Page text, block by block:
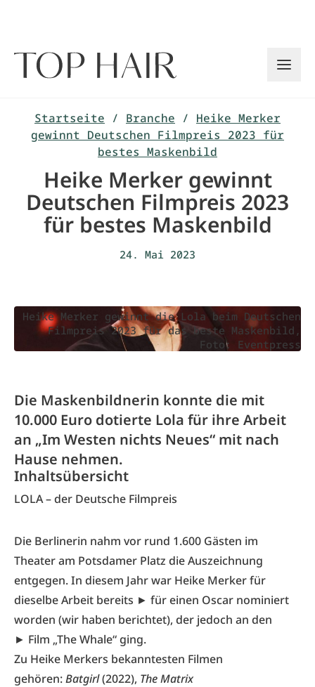
Startseite / Branche / Heike Merker
gewinnt Deutschen Filmpreis 2023 für
bestes Maskenbild
Heike Merker gewinnt
Deutschen Filmpreis 2023
für bestes Maskenbild
24. Mai 2023
Heike Merker gewinnt die Lola beim Deutschen
Filmpreis 2023 für das beste Maskenbild,
Foto: Eventpress
Die Maskenbildnerin konnte die mit
10.000 Euro dotierte Lola für ihre Arbeit
an „Im Westen nichts Neues“ mit nach
Hause nehmen.
Inhaltsübersicht
LOLA – der Deutsche Filmpreis
Die Berlinerin nahm vor rund 1.600 Gästen im
Theater am Potsdamer Platz die Auszeichnung
entgegen. In diesem Jahr war Heike Merker für
dieselbe Arbeit bereits ► für einen Oscar nominiert
worden (wir haben berichtet), der jedoch an den
► Film „The Whale“ging.
Zu Heike Merkers bekanntesten Filmen
gehören:Batgirl(2022), The Matrix